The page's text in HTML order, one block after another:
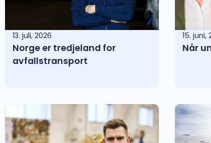
13. juli, 2026
Norge er tredjeland for
avfallstransport
15. juni,
Når